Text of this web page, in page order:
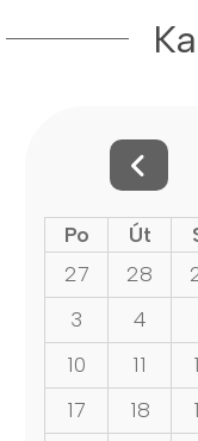
Po Út
27
28
3
4
10
11
17
18